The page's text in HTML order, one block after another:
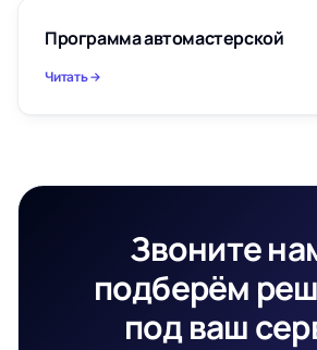
Программа автомастерской
Читать
Звоните
подберём
под ваш